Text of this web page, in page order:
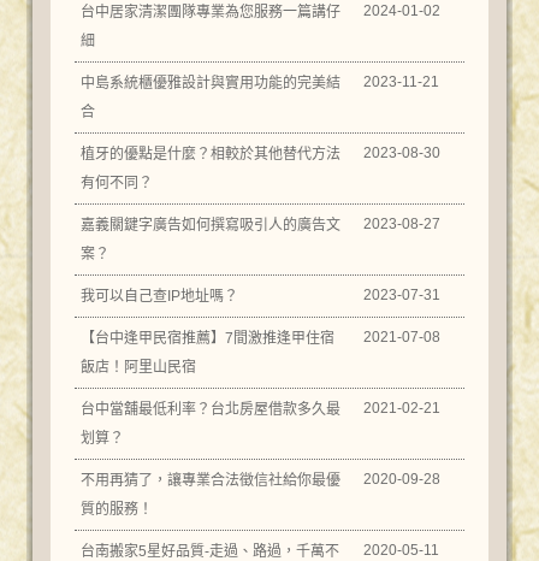
台中居家清潔團隊專業為您服務一篇講仔
細
2024-01-02
中島系統櫃優雅設計與實用功能的完美結
合
2023-11-21
植牙的優點是什麼？相較於其他替代方法
有何不同？
2023-08-30
嘉義關鍵字廣告如何撰寫吸引人的廣告文
案？
2023-08-27
我可以自己查IP地址嗎？ 2023-07-31
【台中逢甲民宿推薦】7間激推逢甲住宿
飯店！阿里山民宿
2021-07-08
台中當舖最低利率？台北房屋借款多久最
划算？
2021-02-21
不用再猜了，讓專業合法徵信社給你最優
質的服務！
2020-09-28
台南搬家5星好品質-走過、路過，千萬不
2020-05-11